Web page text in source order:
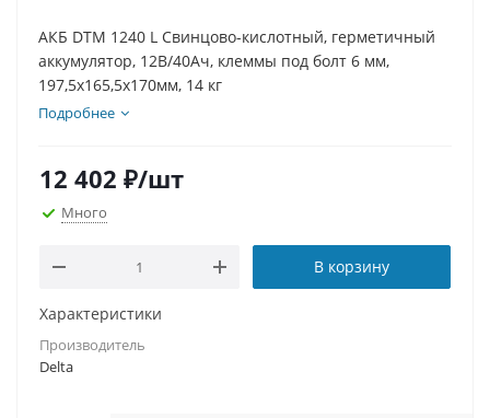
АКБ DTM 1240 L Свинцово-кислотный, герметичный
аккумулятор, 12В/40Ач, клеммы под болт 6 мм,
197,5х165,5х170мм, 14 кг
Подробнее
12 402 ₽/шт
Много
В корзину
Характеристики
Производитель
Delta